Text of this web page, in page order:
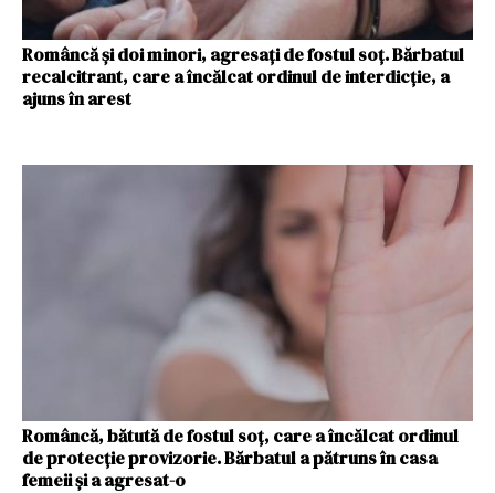
Româncă și doi minori, agresați de fostul soț. Bărbatul
recalcitrant, care a încălcat ordinul de interdicție, a
ajuns în arest
Româncă, bătută de fostul soț, care a încălcat ordinul
de protecţie provizorie. Bărbatul a pătruns în casa
femeii și a agresat-o